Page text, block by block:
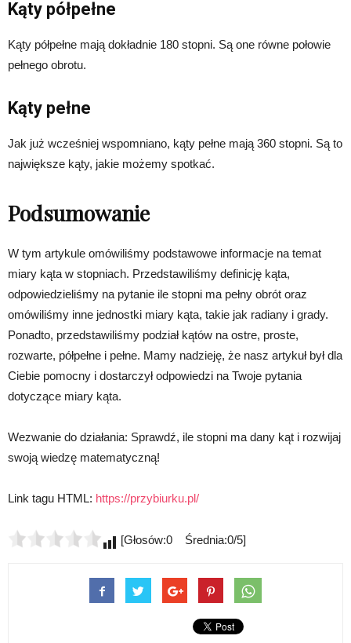
Kąty półpełne
Kąty półpełne mają dokładnie 180 stopni. Są one równe połowie
pełnego obrotu.
Kąty pełne
Jak już wcześniej wspomniano, kąty pełne mają 360 stopni. Są to
największe kąty, jakie możemy spotkać.
Podsumowanie
W tym artykule omówiliśmy podstawowe informacje na temat
miary kąta w stopniach. Przedstawiliśmy definicję kąta,
odpowiedzieliśmy na pytanie ile stopni ma pełny obrót oraz
omówiliśmy inne jednostki miary kąta, takie jak radiany i grady.
Ponadto, przedstawiliśmy podział kątów na ostre, proste,
rozwarte, półpełne i pełne. Mamy nadzieję, że nasz artykuł był dla
Ciebie pomocny i dostarczył odpowiedzi na Twoje pytania
dotyczące miary kąta.
Wezwanie do działania: Sprawdź, ile stopni ma dany kąt i rozwijaj
swoją wiedzę matematyczną!
Link tagu HTML: https://przybiurku.pl/
[Głosów:0 Średnia:0/5]